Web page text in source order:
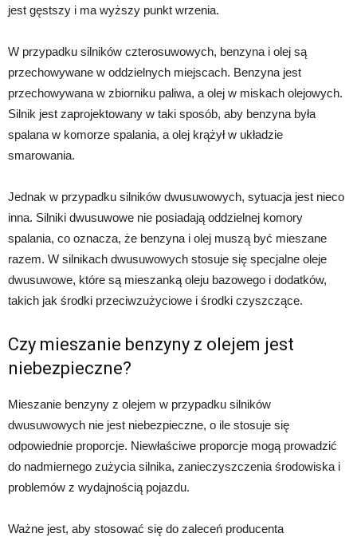
jest gęstszy i ma wyższy punkt wrzenia.
W przypadku silników czterosuwowych, benzyna i olej są
przechowywane w oddzielnych miejscach. Benzyna jest
przechowywana w zbiorniku paliwa, a olej w miskach olejowych.
Silnik jest zaprojektowany w taki sposób, aby benzyna była
spalana w komorze spalania, a olej krążył w układzie
smarowania.
Jednak w przypadku silników dwusuwowych, sytuacja jest nieco
inna. Silniki dwusuwowe nie posiadają oddzielnej komory
spalania, co oznacza, że benzyna i olej muszą być mieszane
razem. W silnikach dwusuwowych stosuje się specjalne oleje
dwusuwowe, które są mieszanką oleju bazowego i dodatków,
takich jak środki przeciwzużyciowe i środki czyszczące.
Czy mieszanie benzyny z olejem jest
niebezpieczne?
Mieszanie benzyny z olejem w przypadku silników
dwusuwowych nie jest niebezpieczne, o ile stosuje się
odpowiednie proporcje. Niewłaściwe proporcje mogą prowadzić
do nadmiernego zużycia silnika, zanieczyszczenia środowiska i
problemów z wydajnością pojazdu.
Ważne jest, aby stosować się do zaleceń producenta